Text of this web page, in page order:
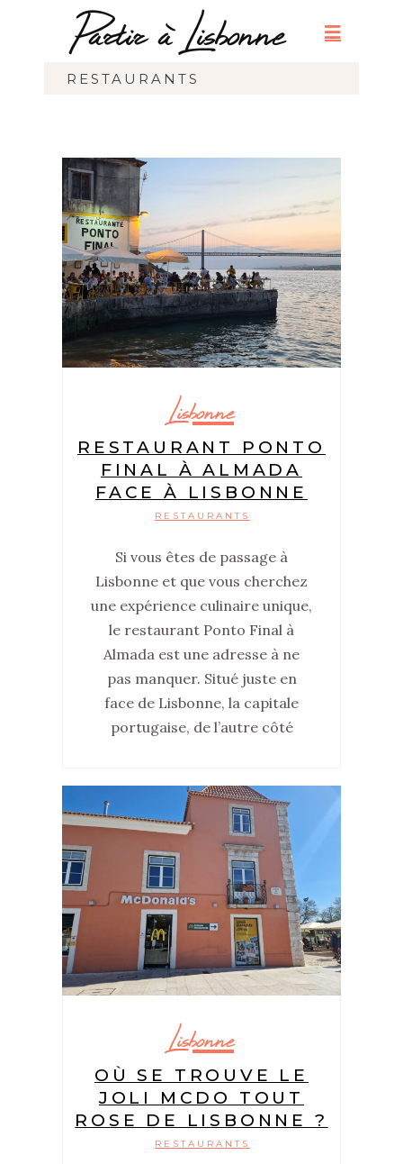
RESTAURANTS
Lisbonne
RESTAURANT PONTO
FINAL À ALMADA
FACE À LISBONNE
RESTAURANTS
Si vous êtes de passage à
Lisbonne et que vous cherchez
une expérience culinaire unique,
le restaurant Ponto Final à
Almada est une adresse à ne
pas manquer. Situé juste en
face de Lisbonne, la capitale
portugaise, de l’autre côté
Lisbonne
OÙ SE TROUVE LE
JOLI MCDO TOUT
ROSE DE LISBONNE ?
RESTAURANTS